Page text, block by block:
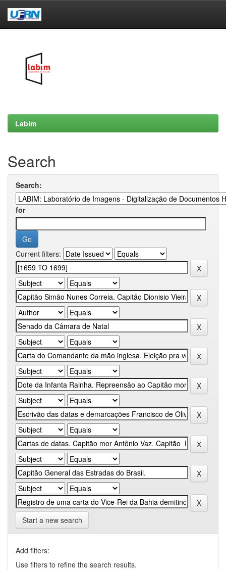
Labim
Search
Search:
for
Current filters:
Start a new search
Add filters:
Use filters to refine the search results.